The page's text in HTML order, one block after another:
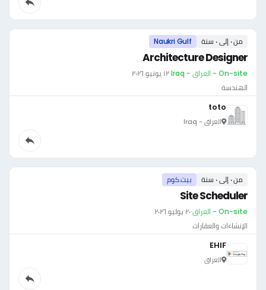
من ٠ إلى ٠ سنة Naukri Gulf
Architecture Designer
On-site - العراق - Iraq ·١٢ يونيو ٢٠٢٦
الهندسة
toto
العراق - Iraq
من ٠ إلى ٠ سنة بيت.كوم
Site Scheduler
On-site - العراق ·٢٠ يوليو ٢٠٢٦
الإنشاءات والعقارات
EHIF
العراق